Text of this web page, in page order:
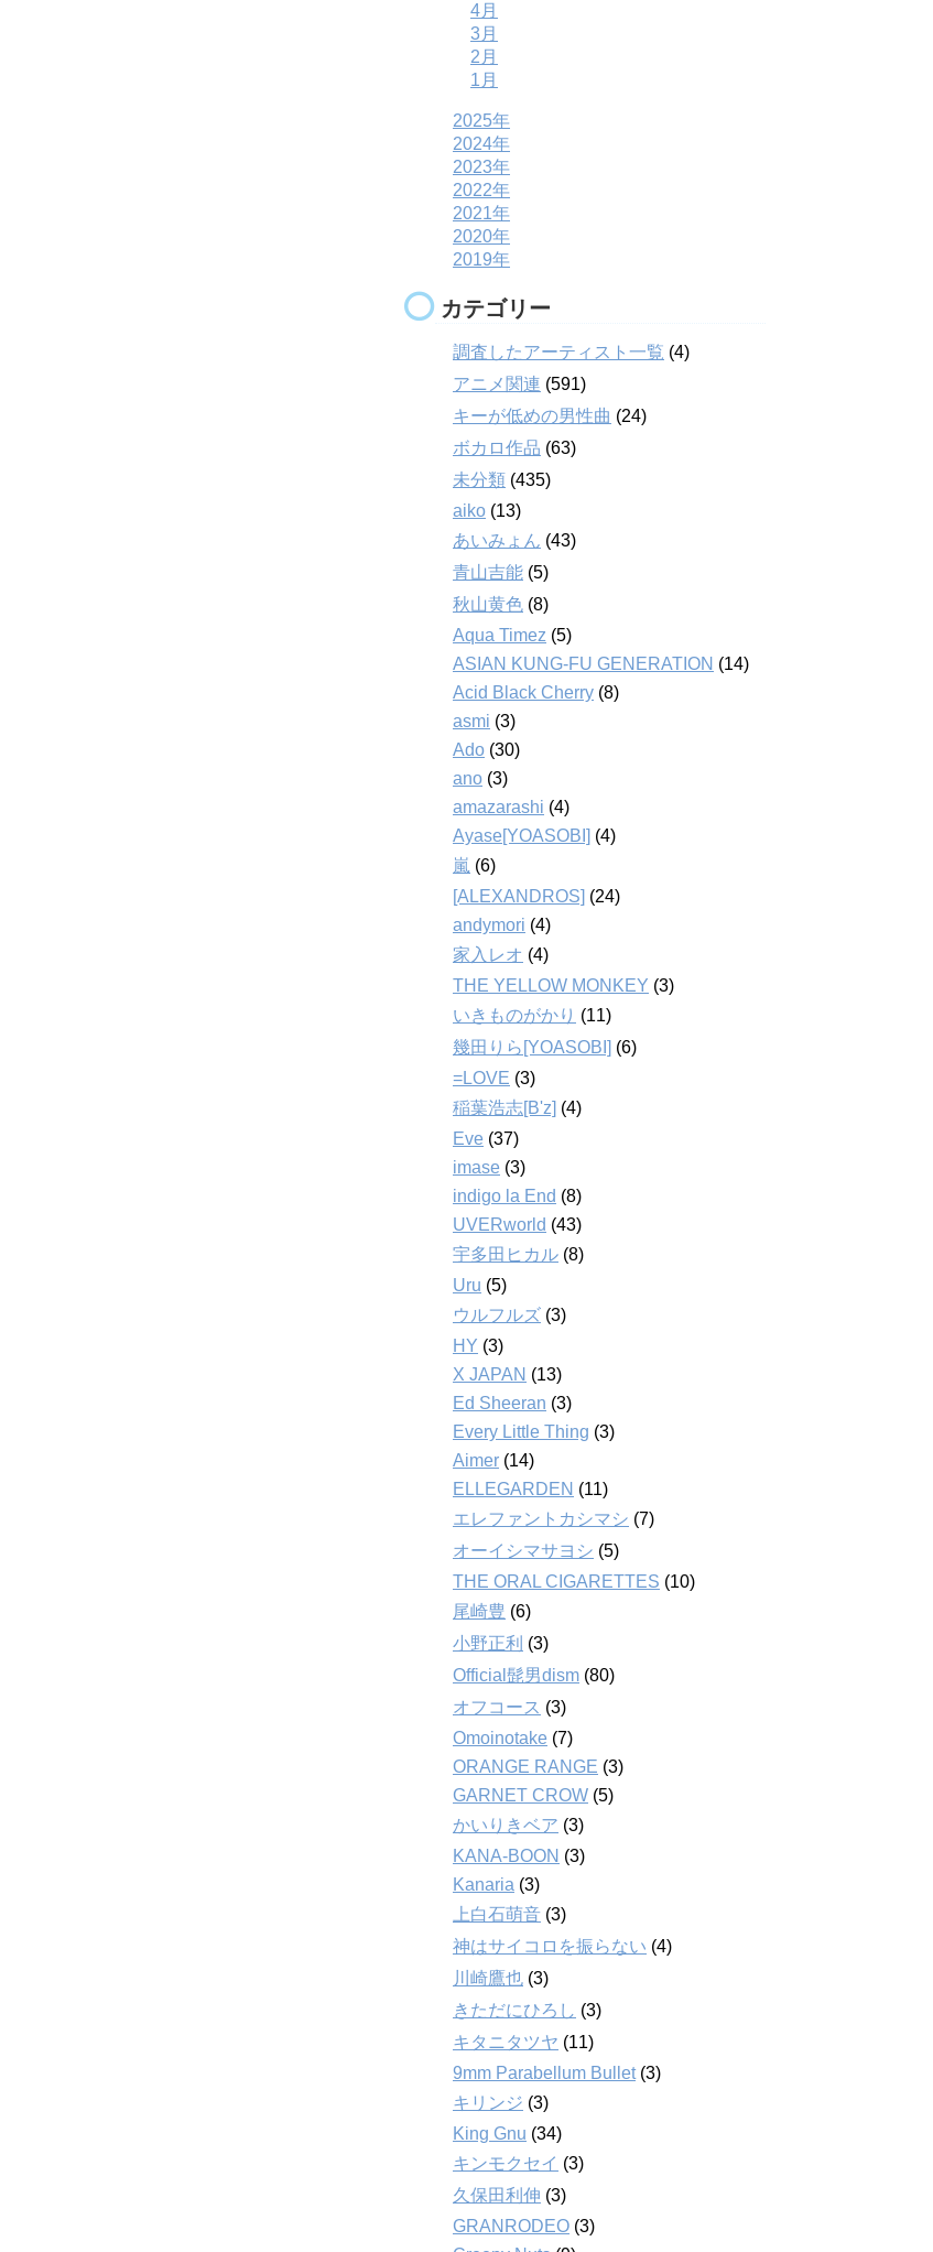
4月
3月
2月
1月
2025年
2024年
2023年
2022年
2021年
2020年
2019年
カテゴリー
調査したアーティスト一覧 (4)
アニメ関連 (591)
キーが低めの男性曲 (24)
ボカロ作品 (63)
未分類 (435)
aiko (13)
あいみょん (43)
青山吉能 (5)
秋山黄色 (8)
Aqua Timez (5)
ASIAN KUNG-FU GENERATION (14)
Acid Black Cherry (8)
asmi (3)
Ado (30)
ano (3)
amazarashi (4)
Ayase[YOASOBI] (4)
嵐 (6)
[ALEXANDROS] (24)
andymori (4)
家入レオ (4)
THE YELLOW MONKEY (3)
いきものがかり (11)
幾田りら[YOASOBI] (6)
=LOVE (3)
稲葉浩志[B'z] (4)
Eve (37)
imase (3)
indigo la End (8)
UVERworld (43)
宇多田ヒカル (8)
Uru (5)
ウルフルズ (3)
HY (3)
X JAPAN (13)
Ed Sheeran (3)
Every Little Thing (3)
Aimer (14)
ELLEGARDEN (11)
エレファントカシマシ (7)
オーイシマサヨシ (5)
THE ORAL CIGARETTES (10)
尾崎豊 (6)
小野正利 (3)
Official髭男dism (80)
オフコース (3)
Omoinotake (7)
ORANGE RANGE (3)
GARNET CROW (5)
かいりきベア (3)
KANA-BOON (3)
Kanaria (3)
上白石萌音 (3)
神はサイコロを振らない (4)
川崎鷹也 (3)
きただにひろし (3)
キタニタツヤ (11)
9mm Parabellum Bullet(3)
キリンジ (3)
King Gnu (34)
キンモクセイ (3)
久保田利伸 (3)
GRANRODEO (3)